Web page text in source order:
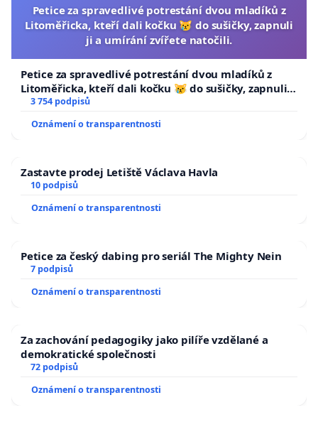
Petice za spravedlivé potrestání dvou mladíků z
Litoměřicka, kteří dali kočku 😿 do sušičky, zapnuli
ji a umírání zvířete natočili.
Petice za spravedlivé potrestání dvou mladíků z
Litoměřicka, kteří dali kočku 😿 do sušičky, zapnuli ji
a umírání zvířete natočili.
3 754 podpisů
Oznámení o transparentnosti
Zastavte prodej Letiště Václava Havla
10 podpisů
Oznámení o transparentnosti
Petice za český dabing pro seriál The Mighty Nein
7 podpisů
Oznámení o transparentnosti
Za zachování pedagogiky jako pilíře vzdělané a
demokratické společnosti
72 podpisů
Oznámení o transparentnosti